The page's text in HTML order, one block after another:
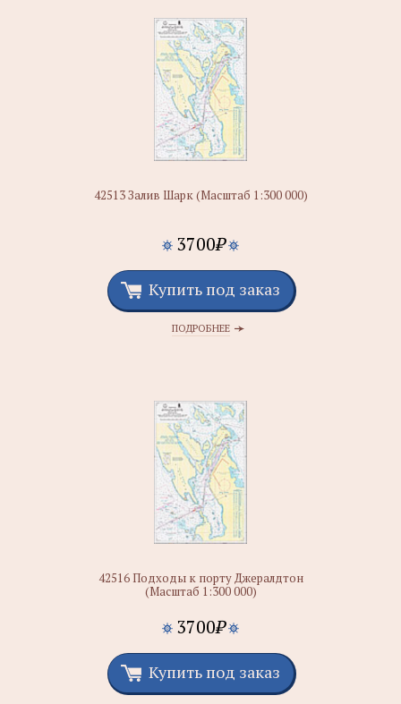
42513 Залив Шарк (Масштаб 1:300 000)
3700₽
Купить под заказ
ПОДРОБНЕЕ
42516 Подходы к порту Джералдтон
(Масштаб 1:300 000)
3700₽
Купить под заказ